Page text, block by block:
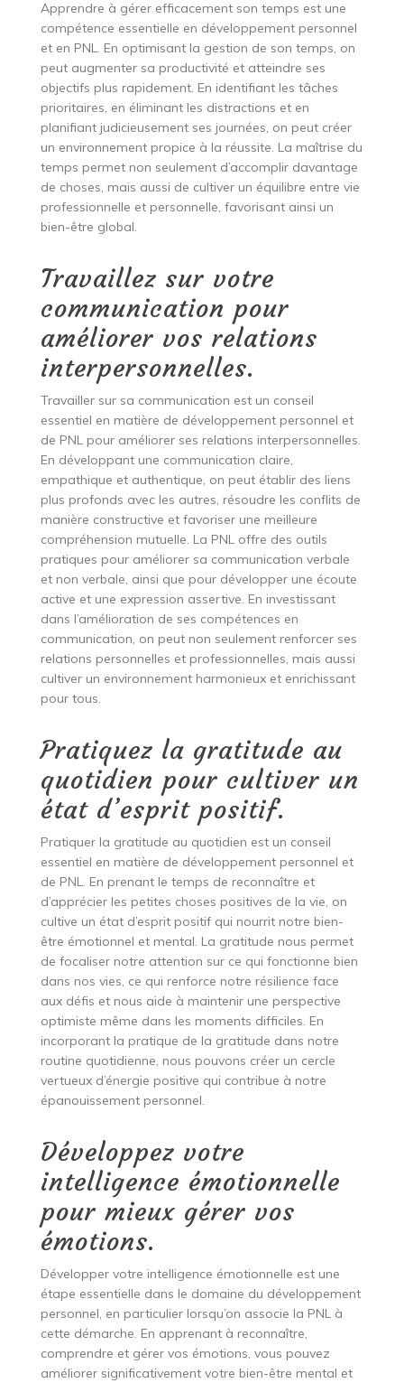
Apprendre à gérer efficacement son temps est une
compétence essentielle en développement personnel
et en PNL. En optimisant la gestion de son temps, on
peut augmenter sa productivité et atteindre ses
objectifs plus rapidement. En identifiant les tâches
prioritaires, en éliminant les distractions et en
planifiant judicieusement ses journées, on peut créer
un environnement propice à la réussite. La maîtrise du
temps permet non seulement d’accomplir davantage
de choses, mais aussi de cultiver un équilibre entre vie
professionnelle et personnelle, favorisant ainsi un
bien-être global.
Travaillez sur votre
communication pour
améliorer vos relations
interpersonnelles.
Travailler sur sa communication est un conseil
essentiel en matière de développement personnel et
de PNL pour améliorer ses relations interpersonnelles.
En développant une communication claire,
empathique et authentique, on peut établir des liens
plus profonds avec les autres, résoudre les conflits de
manière constructive et favoriser une meilleure
compréhension mutuelle. La PNL offre des outils
pratiques pour améliorer sa communication verbale
et non verbale, ainsi que pour développer une écoute
active et une expression assertive. En investissant
dans l’amélioration de ses compétences en
communication, on peut non seulement renforcer ses
relations personnelles et professionnelles, mais aussi
cultiver un environnement harmonieux et enrichissant
pour tous.
Pratiquez la gratitude au
quotidien pour cultiver un
état d’esprit positif.
Pratiquer la gratitude au quotidien est un conseil
essentiel en matière de développement personnel et
de PNL. En prenant le temps de reconnaître et
d’apprécier les petites choses positives de la vie, on
cultive un état d’esprit positif qui nourrit notre bien-
être émotionnel et mental. La gratitude nous permet
de focaliser notre attention sur ce qui fonctionne bien
dans nos vies, ce qui renforce notre résilience face
aux défis et nous aide à maintenir une perspective
optimiste même dans les moments difficiles. En
incorporant la pratique de la gratitude dans notre
routine quotidienne, nous pouvons créer un cercle
vertueux d’énergie positive qui contribue à notre
épanouissement personnel.
Développez votre
intelligence émotionnelle
pour mieux gérer vos
émotions.
Développer votre intelligence émotionnelle est une
étape essentielle dans le domaine du développement
personnel, en particulier lorsqu’on associe la PNL à
cette démarche. En apprenant à reconnaître,
comprendre et gérer vos émotions, vous pouvez
améliorer significativement votre bien-être mental et